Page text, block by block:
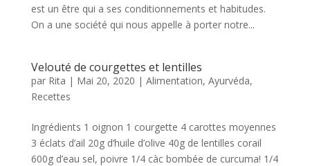
est un être qui a ses conditionnements et habitudes.
On a une société qui nous appelle à porter notre...
Velouté de courgettes et lentilles
par Rita | Mai 20, 2020 | Alimentation, Ayurvéda,
Recettes
Ingrédients 1 oignon 1 courgette 4 carottes moyennes
3 éclats d’ail 20g d’huile d’olive 40g de lentilles corail
600g d’eau sel, poivre 1/4 càc bombée de curcuma! 1/4